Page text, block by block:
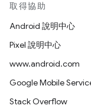
取得協助
Android 說明中心
Pixel 說明中心
www.android.com
Google Mobile
Stack Overflow